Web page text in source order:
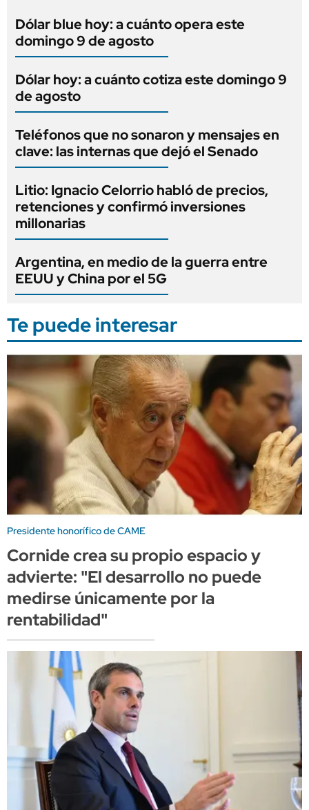
Dólar blue hoy: a cuánto opera este
domingo 9 de agosto
Dólar hoy: a cuánto cotiza este domingo 9
de agosto
Teléfonos que no sonaron y mensajes en
clave: las internas que dejó el Senado
Litio: Ignacio Celorrio habló de precios,
retenciones y confirmó inversiones
millonarias
Argentina, en medio de la guerra entre
EEUU y China por el 5G
Te puede interesar
Presidente honorífico de CAME
Cornide crea su propio espacio y
advierte: "El desarrollo no puede
medirse únicamente por la
rentabilidad"